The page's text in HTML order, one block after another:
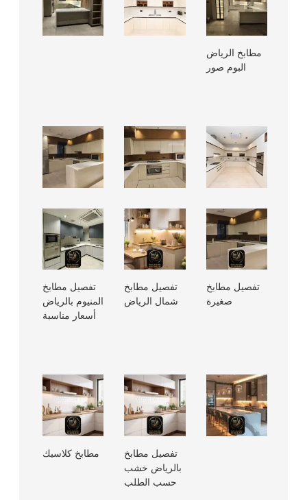
مطابخ الرياض
البوم صور
تفصيل مطابخ
صغيرة
تفصيل مطابخ
شمال الرياض
تفصيل مطابخ
المنيوم بالرياض
أسعار مناسبة
تفصيل مطابخ
بالرياض خشب
حسب الطلب
مطابخ كلاسيك